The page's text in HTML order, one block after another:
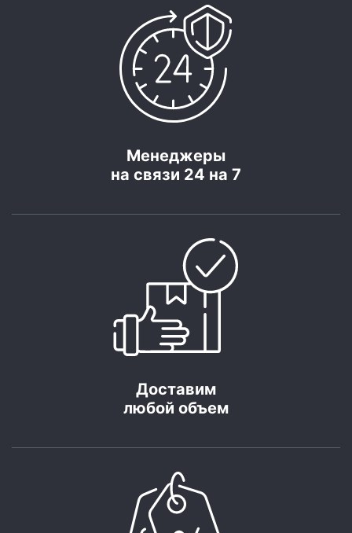
Менеджеры
на связи 24 на 7
Доставим
любой объем